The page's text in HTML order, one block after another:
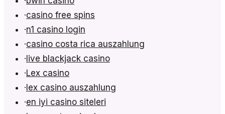
·casino free spins
·n1 casino login
·casino costa rica auszahlung
·live blackjack casino
·Lex casino
·lex casino auszahlung
·en iyi casino siteleri